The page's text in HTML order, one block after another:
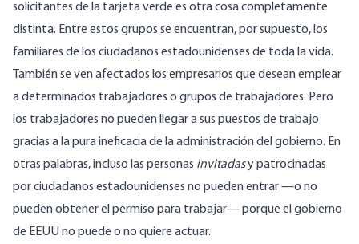
solicitantes de la tarjeta verde es otra cosa completamente
distinta. Entre estos grupos se encuentran, por supuesto, los
familiares de los ciudadanos estadounidenses de toda la vida.
También se ven afectados los empresarios que desean emplear
a determinados trabajadores o grupos de trabajadores. Pero
los trabajadores no pueden llegar a sus puestos de trabajo
gracias a la pura ineficacia de la administración del gobierno. En
otras palabras, incluso las personas invitadasy patrocinadas
por ciudadanos estadounidenses no pueden entrar —o no
pueden obtener el permiso para trabajar— porque el gobierno
de EEUU no puede o no quiere actuar.